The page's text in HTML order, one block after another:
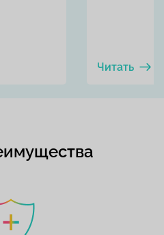
Читать